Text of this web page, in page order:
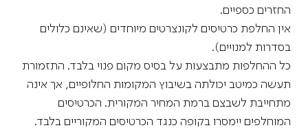
החזרים כספיים.
אין החלפת כרטיסים לקונצרטים מיוחדים (שאינם כלולים
בסדרות למנויים).
כל ההחלפות מתבצעות על בסיס מקום פנוי בלבד. התזמורת
תעשה כמיטב יכולתה בשיבוץ המקומות החלופיים, אך אינה
מתחייבת לשבצם ברמת המחיר המקורית. הכרטיסים
המוחלפים יימסרו בקופה כנגד הכרטיסים המקוריים בלבד.